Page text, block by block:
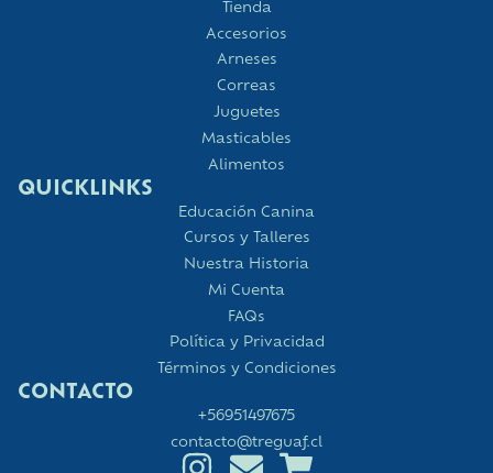
Tienda
Accesorios
Arneses
Correas
Juguetes
Masticables
Alimentos
QUICKLINKS
Educación Canina
Cursos y Talleres
Nuestra Historia
Mi Cuenta
FAQs
Política y Privacidad
Términos y Condiciones
CONTACTO
+56951497675
contacto@treguaf.cl